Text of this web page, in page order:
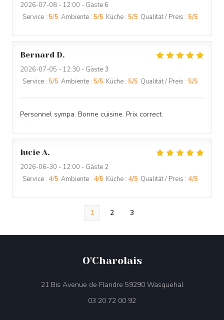
2026-07-08 - 12:00 - Gäste 6
Service : 5/5 Ambiente : 5/5 Küche : 5/5 Qualität / Preis : 5/5
Bernard D
2026-07-05 - 12:30 - Gäste 3
Service : 5/5 Ambiente : 5/5 Küche : 5/5 Qualität / Preis : 5/5
Personnel sympa. Bonne cuisine. Prix correct.
lucie A
2026-06-30 - 12:00 - Gäste 2
Service : 4/5 Ambiente : 4/5 Küche : 4/5 Qualität / Preis : 4/5
1 2 3
O'Charolais
21 Bis Avenue de Flandre 59290 Wasquehal((öffnet ein
03 20 72 00 92